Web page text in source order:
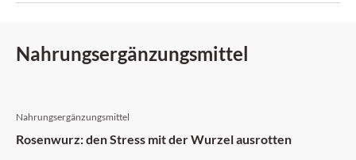
Nahrungs­­ergänzungsmittel
Nahrungsergänzungsmittel
Rosenwurz: den Stress mit der Wurzel ausrotten